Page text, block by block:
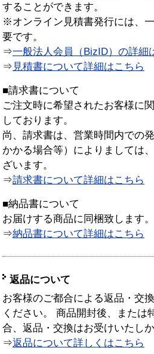
することができます。
※オンライン見積書発行には、
要です。
⇒一般法人会員（BizID）の詳細
⇒ 見積書について詳細はこちら
■請求書について
ご注文時に希望されたお客様に
しております。
尚、請求書は、営業時間内での
かかる場合等）によりましては
ざいます。
⇒請求書について詳細はこちら
■納品書について
お届けする商品に同梱致します。
⇒納品書について詳細はこちら
返品について
お客様のご都合による返品・交
ください。 商品開封後、または
合、返品・交換はお受けいたし
⇒返品について詳しくはこちら